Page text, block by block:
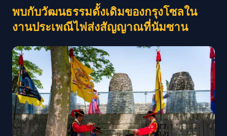
พบกับวัฒนธรรมดั้งเดิมของกรุงโซลใน
งานประเพณีไฟส่งสัญญาณที่นัมซาน